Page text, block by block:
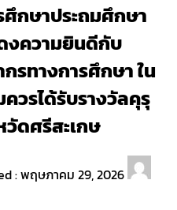
กษาประถมศึกษา
งความยินดีกับ
รทางการศึกษา ใน
วรได้รับรางวัลคุรุ
วัดศรีสะเกษ
:พฤษภาคม 29, 2026